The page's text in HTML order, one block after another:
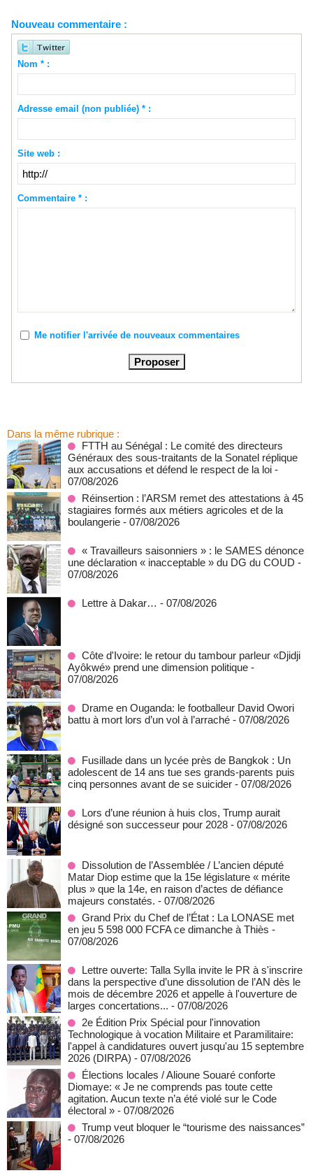
Nouveau commentaire :
Nom * :
Adresse email (non publiée) * :
Site web :
Commentaire * :
Me notifier l'arrivée de nouveaux commentaires
Dans la même rubrique :
FTTH au Sénégal : Le comité des directeurs
Généraux des sous-traitants de la Sonatel réplique
aux accusations et défend le respect de la loi -
07/08/2026
Réinsertion : l’ARSM remet des attestations à 45
stagiaires formés aux métiers agricoles et de la
boulangerie - 07/08/2026
« Travailleurs saisonniers » : le SAMES dénonce
une déclaration « inacceptable » du DG du COUD -
07/08/2026
Lettre à Dakar… - 07/08/2026
Côte d'Ivoire: le retour du tambour parleur «Djidji
Ayôkwé» prend une dimension politique -
07/08/2026
Drame en Ouganda: le footballeur David Owori
battu à mort lors d’un vol à l’arraché - 07/08/2026
Fusillade dans un lycée près de Bangkok : Un
adolescent de 14 ans tue ses grands-parents puis
cinq personnes avant de se suicider - 07/08/2026
Lors d’une réunion à huis clos, Trump aurait
désigné son successeur pour 2028 - 07/08/2026
Dissolution de l’Assemblée / L’ancien député
Matar Diop estime que la 15e législature « mérite
plus » que la 14e, en raison d’actes de défiance
majeurs constatés. - 07/08/2026
Grand Prix du Chef de l’État : La LONASE met
en jeu 5 598 000 FCFA ce dimanche à Thiès -
07/08/2026
Lettre ouverte: Talla Sylla invite le PR à s'inscrire
dans la perspective d’une dissolution de l’AN dès le
mois de décembre 2026 et appelle à l'ouverture de
larges concertations... - 07/08/2026
2e Édition Prix Spécial pour l'innovation
Technologique à vocation Militaire et Paramilitaire:
l'appel à candidatures ouvert jusqu'au 15 septembre
2026 (DIRPA) - 07/08/2026
Élections locales / Alioune Souaré conforte
Diomaye: « Je ne comprends pas toute cette
agitation. Aucun texte n’a été violé sur le Code
électoral » - 07/08/2026
Trump veut bloquer le “tourisme des naissances”
- 07/08/2026